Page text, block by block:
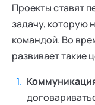
Проекты ставят
задачу, которую
командой. Во
развивает такие